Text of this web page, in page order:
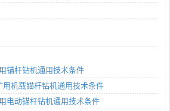
锚杆钻机通用技术条件
机载锚杆钻机通用技术条件
电动锚杆钻机通用技术条件